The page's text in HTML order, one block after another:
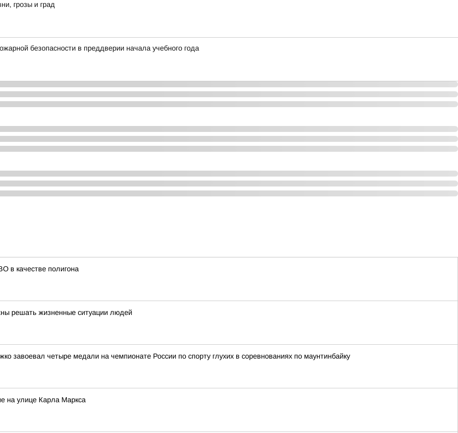
грозы и град
безопасности в преддверии начала учебного года
в качестве полигона
решать жизненные ситуации людей
четыре медали на чемпионате России по спорту глухих в соревнованиях по маунтинбайку
на улице Карла Маркса